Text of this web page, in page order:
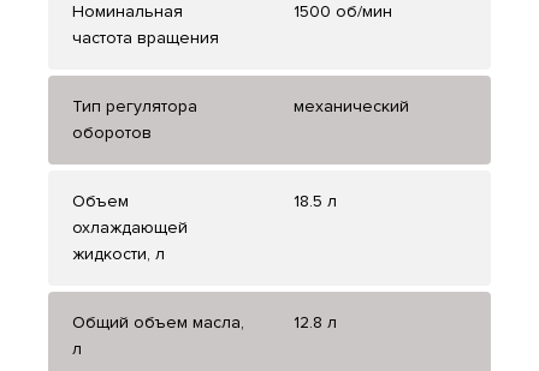
Номинальная
частота вращения
1500 об/мин
Тип регулятора
оборотов
механический
Объем
охлаждающей
жидкости, л
18.5 л
Общий объем масла,
л
12.8 л